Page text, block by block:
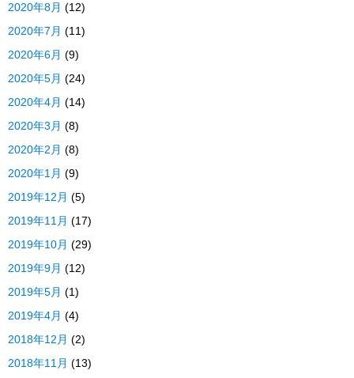
2020年8月 (12)
2020年7月 (11)
2020年6月 (9)
2020年5月 (24)
2020年4月 (14)
2020年3月 (8)
2020年2月 (8)
2020年1月 (9)
2019年12月 (5)
2019年11月 (17)
2019年10月 (29)
2019年9月 (12)
2019年5月 (1)
2019年4月 (4)
2018年12月 (2)
2018年11月 (13)